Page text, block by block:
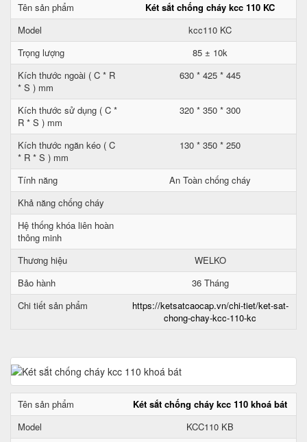
Tên sản phẩm
Két sắt chống cháy kcc 110 KC
Model
kcc110 KC
Trọng lượng
85 ± 10k
Kích thước ngoài ( C * R
* S ) mm
630 * 425 * 445
Kích thước sử dụng ( C *
R * S ) mm
320 * 350 * 300
Kích thước ngăn kéo ( C
* R * S ) mm
130 * 350 * 250
Tính năng
An Toàn chống cháy
Khả năng chống cháy
Hệ thống khóa liên hoàn
thông minh
Thương hiệu
WELKO
Bảo hành
36 Tháng
Chi tiết sản phẩm
https://ketsatcaocap.vn/chi-tiet/ket-sat-
chong-chay-kcc-110-kc
Tên sản phẩm
Két sắt chống cháy kcc 110 khoá bát
Model
KCC110 KB